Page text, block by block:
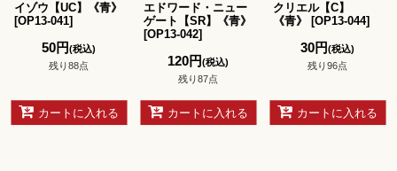
イゾウ【UC】《青》
[OP13-041]
50円(税込)
残り88点
カートに入れる
エドワード・ニュー
ゲート【SR】《青》
[OP13-042]
120円(税込)
残り87点
カートに入れる
クリエル【C】
《青》
[OP13-044]
30円(税込)
残り96点
カートに入れる